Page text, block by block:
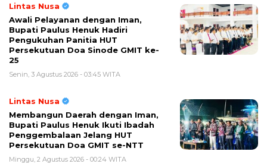
Lintas Nusa
Awali Pelayanan dengan Iman,
Bupati Paulus Henuk Hadiri
Pengukuhan Panitia HUT
Persekutuan Doa Sinode GMIT ke-
25
Senin, 3 Agustus 2026 - 03:45 WITA
Lintas Nusa
Membangun Daerah dengan Iman,
Bupati Paulus Henuk Ikuti Ibadah
Penggembalaan Jelang HUT
Persekutuan Doa GMIT se-NTT
Minggu, 2 Agustus 2026 - 00:24 WITA